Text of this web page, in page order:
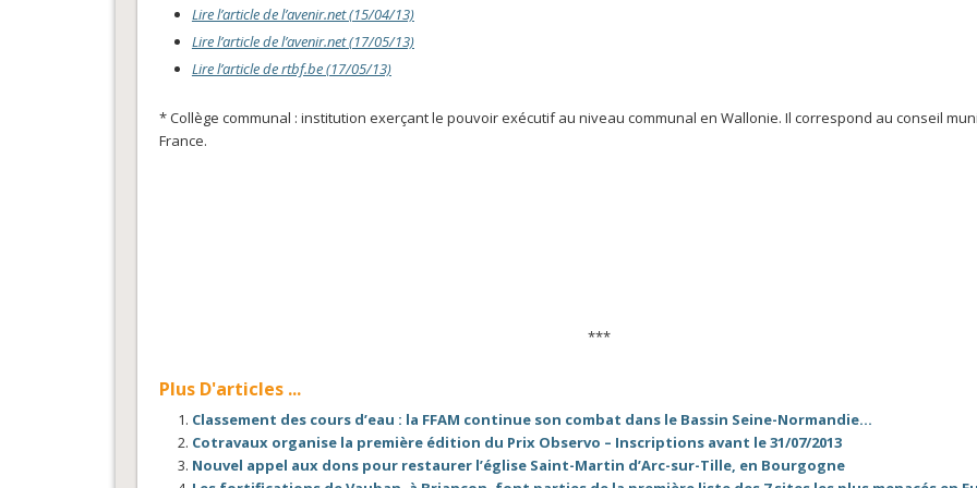
Lire l’article de l’avenir.net (15/04/13)
Lire l’article de l’avenir.net (17/05/13)
Lire l’article de rtbf.be (17/05/13)
* Collège communal : institution exerçant le pouvoir exécutif au niveau communal en Wallonie. Il correspond au conseil
France.
***
Plus D'articles ...
Classement des cours d’eau : la FFAM continue son combat dans le Bassin Seine-Normandie…
Cotravaux organise la première édition du Prix Observo – Inscriptions avant le 31/07/2013
Nouvel appel aux dons pour restaurer l’église Saint-Martin d’Arc-sur-Tille, en Bourgogne